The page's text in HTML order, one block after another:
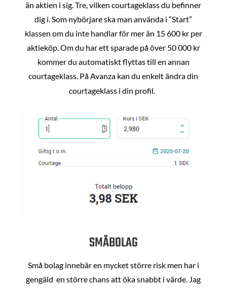
än aktien i sig. Tre, vilken courtageklass du befinner
dig i. Som nybörjare ska man använda i “Start”
klassen om du inte handlar för mer än 15 600 kr per
aktieköp. Om du har ett sparade på över 50 000 kr
kommer du automatiskt flyttas till en annan
courtageklass. På Avanza kan du enkelt ändra din
courtageklass i din profil.
SMÅBOLAG
Små bolag innebär en mycket större risk men har i
gengäld en större chans att öka snabbt i värde. Jag